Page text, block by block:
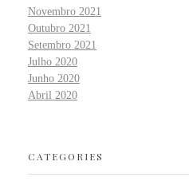
Novembro 2021
Outubro 2021
Setembro 2021
Julho 2020
Junho 2020
Abril 2020
CATEGORIES